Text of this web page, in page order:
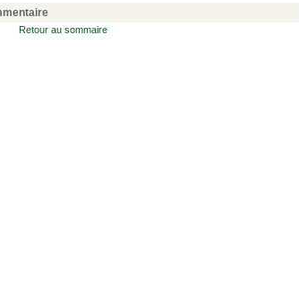
Retour au sommaire